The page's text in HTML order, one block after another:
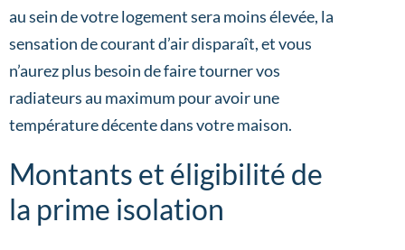
au sein de votre logement sera moins élevée, la
sensation de courant d’air disparaît, et vous
n’aurez plus besoin de faire tourner vos
radiateurs au maximum pour avoir une
température décente dans votre maison.
Montants et éligibilité de
la prime isolation